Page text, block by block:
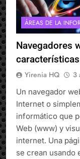
ÁREAS DE LA
Navegadores
características
Yirenia HQ 3
Un navegador
Internet o
informático que
Web (www) y
internet. Una
se crean usando